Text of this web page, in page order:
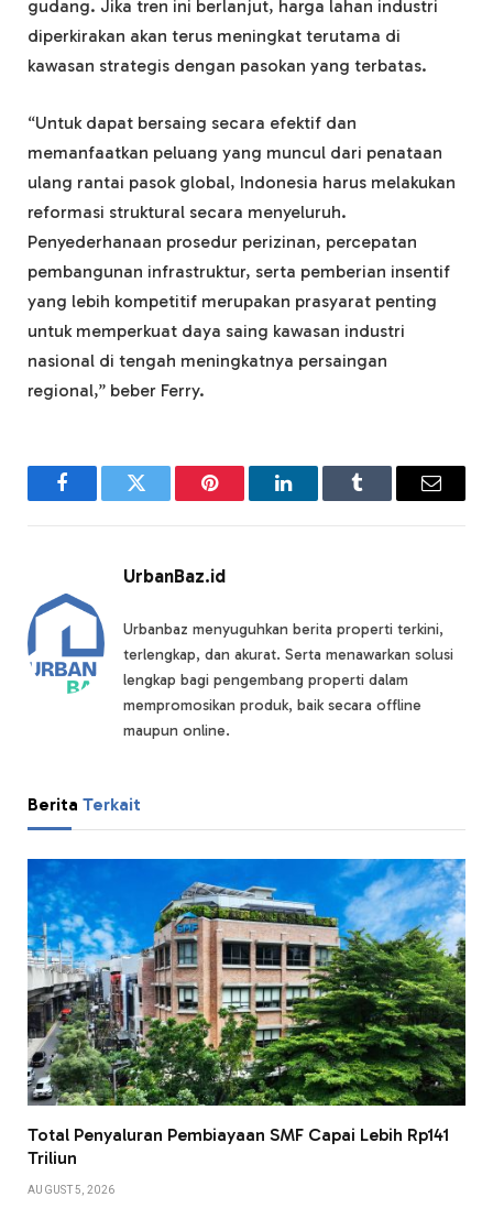
gudang. Jika tren ini berlanjut, harga lahan industri
diperkirakan akan terus meningkat terutama di
kawasan strategis dengan pasokan yang terbatas.
“Untuk dapat bersaing secara efektif dan
memanfaatkan peluang yang muncul dari penataan
ulang rantai pasok global, Indonesia harus melakukan
reformasi struktural secara menyeluruh.
Penyederhanaan prosedur perizinan, percepatan
pembangunan infrastruktur, serta pemberian insentif
yang lebih kompetitif merupakan prasyarat penting
untuk memperkuat daya saing kawasan industri
nasional di tengah meningkatnya persaingan
regional,” beber Ferry.
FacebookTwitter Pinterest LinkedInTumblr Email
UrbanBaz.id
Urbanbaz menyuguhkan berita properti terkini,
terlengkap, dan akurat. Serta menawarkan solusi
lengkap bagi pengembang properti dalam
mempromosikan produk, baik secara offline
maupun online.
Berita Terkait
Total Penyaluran Pembiayaan SMF Capai Lebih Rp141
Triliun
AUGUST 5, 2026